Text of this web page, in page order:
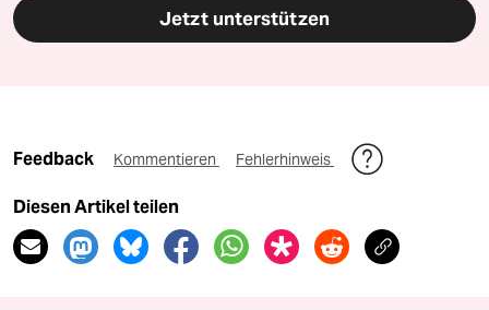
Jetzt unterstützen
Feedback Kommentieren Fehlerhinweis
Diesen Artikel teilen